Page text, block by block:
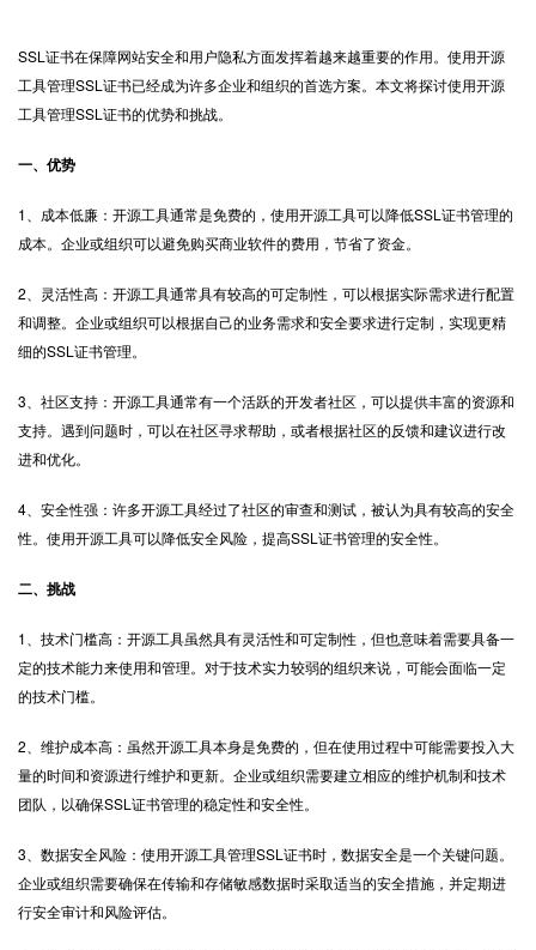
SSL证书在保障网站安全和用户隐私方面发挥着越来越重要的作用。使用开源
工具管理SSL证书已经成为许多企业和组织的首选方案。本文将探讨使用开源
工具管理SSL证书的优势和挑战。
一、优势
1、成本低廉：开源工具通常是免费的，使用开源工具可以降低SSL证书管理的
成本。企业或组织可以避免购买商业软件的费用，节省了资金。
2、灵活性高：开源工具通常具有较高的可定制性，可以根据实际需求进行配置
和调整。企业或组织可以根据自己的业务需求和安全要求进行定制，实现更精
细的SSL证书管理。
3、社区支持：开源工具通常有一个活跃的开发者社区，可以提供丰富的资源和
支持。遇到问题时，可以在社区寻求帮助，或者根据社区的反馈和建议进行改
进和优化。
4、安全性强：许多开源工具经过了社区的审查和测试，被认为具有较高的安全
性。使用开源工具可以降低安全风险，提高SSL证书管理的安全性。
二、挑战
1、技术门槛高：开源工具虽然具有灵活性和可定制性，但也意味着需要具备一
定的技术能力来使用和管理。对于技术实力较弱的组织来说，可能会面临一定
的技术门槛。
2、维护成本高：虽然开源工具本身是免费的，但在使用过程中可能需要投入大
量的时间和资源进行维护和更新。企业或组织需要建立相应的维护机制和技术
团队，以确保SSL证书管理的稳定性和安全性。
3、数据安全风险：使用开源工具管理SSL证书时，数据安全是一个关键问题。
企业或组织需要确保在传输和存储敏感数据时采取适当的安全措施，并定期进
行安全审计和风险评估。